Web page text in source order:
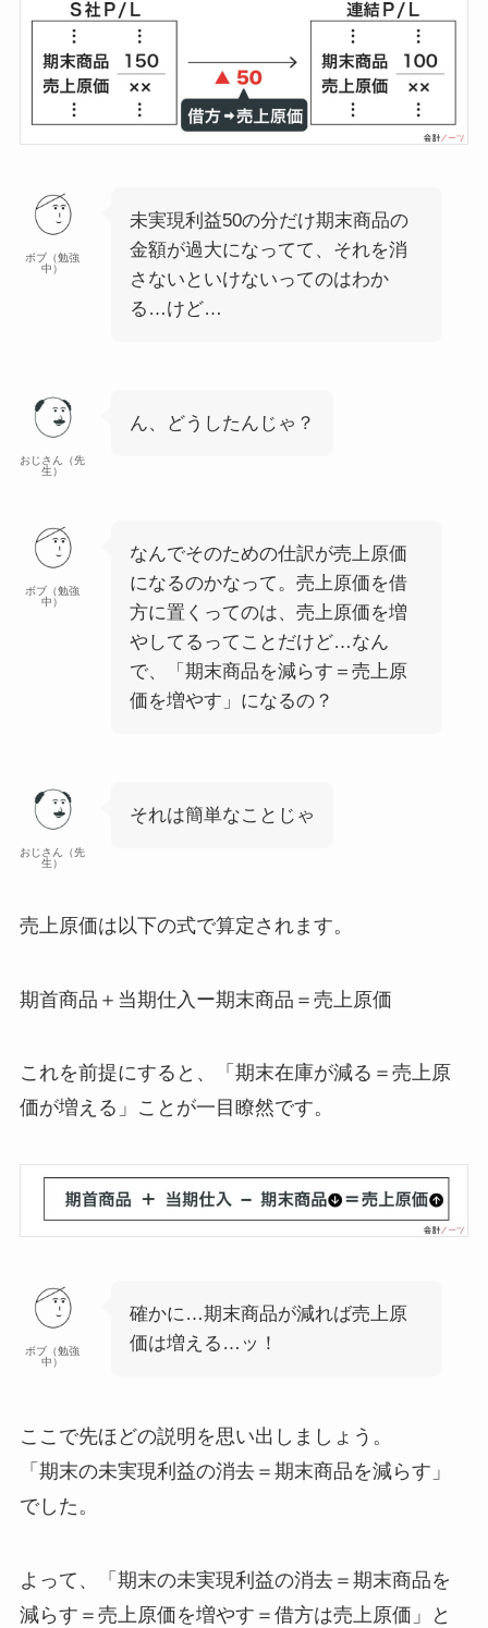
ボブ（勉強
中）
未実現利益50の分だけ期末商品の
金額が過大になってて、それを消
さないといけないってのはわか
る…けど…
おじさん（先
生）
ん、どうしたんじゃ？
ボブ（勉強
中）
なんでそのための仕訳が売上原価
になるのかなって。売上原価を借
方に置くってのは、売上原価を増
やしてるってことだけど…なん
で、「期末商品を減らす＝売上原
価を増やす」になるの？
おじさん（先
生）
それは簡単なことじゃ
売上原価は以下の式で算定されます。
期首商品＋当期仕入ー期末商品＝売上原価
これを前提にすると、「期末在庫が減る＝売上原
価が増える」ことが一目瞭然です。
ボブ（勉強
中）
確かに…期末商品が減れば売上原
価は増える…ッ！
ここで先ほどの説明を思い出しましょう。
「期末の未実現利益の消去＝期末商品を減らす」
でした。
よって、 「 期末の未実現利益の消去＝期末商品を
減らす＝売上原価を増やす＝ 借方は売上原価 」
と